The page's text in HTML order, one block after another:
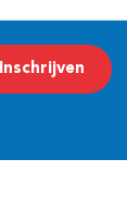
Inschrijven